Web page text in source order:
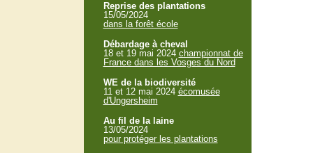
Reprise des plantations
15/05/2024
dans la forêt école
Débardage à cheval
18 et 19 mai 2024 championnat de
France dans les Vosges du Nord
WE de la biodiversité
11 et 12 mai 2024 écomusée
d'Ungersheim
Au fil de la laine
13/05/2024
pour protéger les plantations